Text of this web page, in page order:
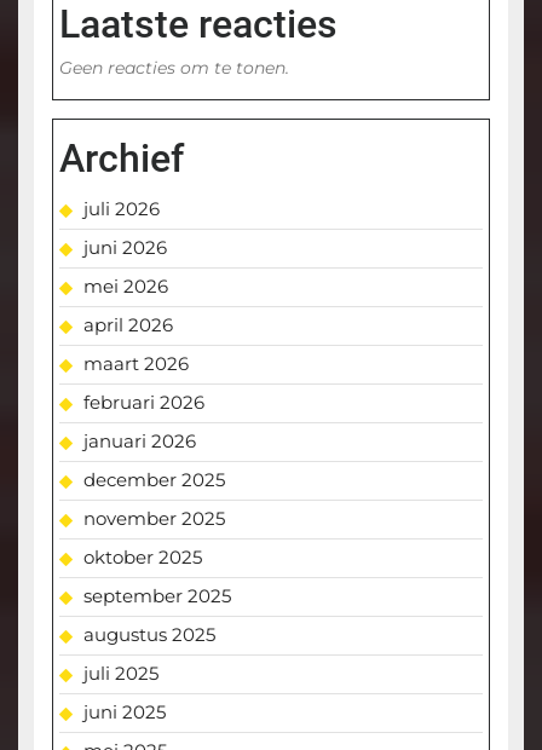
Laatste reacties
Geen reacties om te tonen.
Archief
juli 2026
juni 2026
mei 2026
april 2026
maart 2026
februari 2026
januari 2026
december 2025
november 2025
oktober 2025
september 2025
augustus 2025
juli 2025
juni 2025